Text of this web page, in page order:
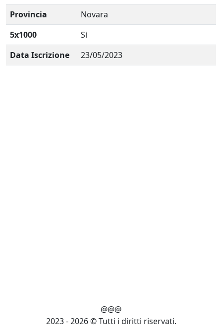
Provincia
Novara
5x1000
Si
Data Iscrizione
23/05/2023
@@@
2023 - 2026 © Tutti i diritti riservati.